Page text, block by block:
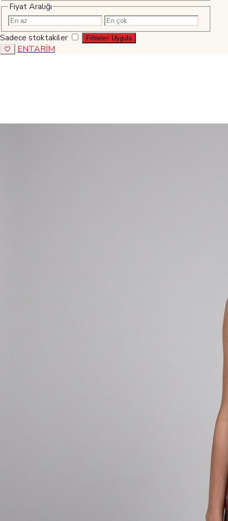
Fiyat Aralığı
Sadece stoktakiler Filtreleri Uygula
ENTARİM